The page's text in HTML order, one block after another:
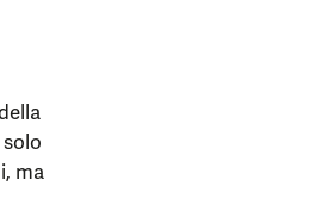
ma